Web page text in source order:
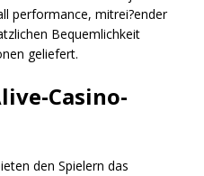
performance, mitrei?ender
Bequemlichkeit
geliefert.
Casino-
den Spielern das